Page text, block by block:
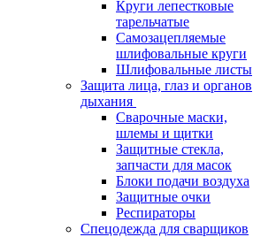
Круги лепестковые
тарельчатые
Самозацепляемые
шлифовальные круги
Шлифовальные листы
Защита лица, глаз и органов
дыхания
Сварочные маски,
шлемы и щитки
Защитные стекла,
запчасти для масок
Блоки подачи воздуха
Защитные очки
Респираторы
Спецодежда для сварщиков